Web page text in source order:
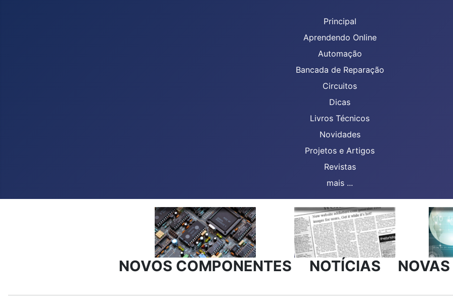
Principal
Aprendendo Online
Automação
Bancada de Reparação
Circuitos
Dicas
Livros Técnicos
Novidades
Projetos e Artigos
Revistas
mais ...
NOVOS COMPONENTES NOTÍCIAS